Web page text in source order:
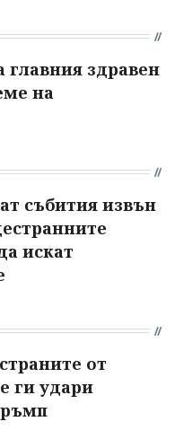
главния здравен
на
събития извън
искат
от
ги удари